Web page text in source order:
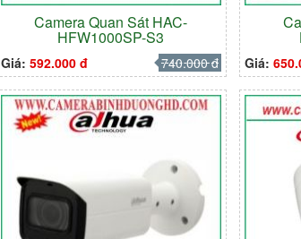
Camera Quan Sát HAC-
HFW1000SP-S3
Giá: 592.000 đ 740.000 đ Giá: